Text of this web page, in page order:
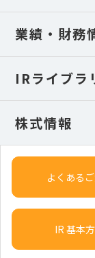
業績・財務
IRライブラ
株式情報
よくある
IR 基本